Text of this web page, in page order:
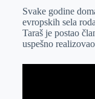
p
Svake godine
evropskih sela
Taraš je postao
uspešno